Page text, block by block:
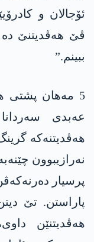
ئۆجالان و
ڤێ ھەڤدیتنێ دە
ببینم.”
5 مەھان پشتی
عەبدی
ھەڤدیتنەکە
نەرازیبوون
پرسیار
پاراستن. تێ
ھەڤدیتنێن